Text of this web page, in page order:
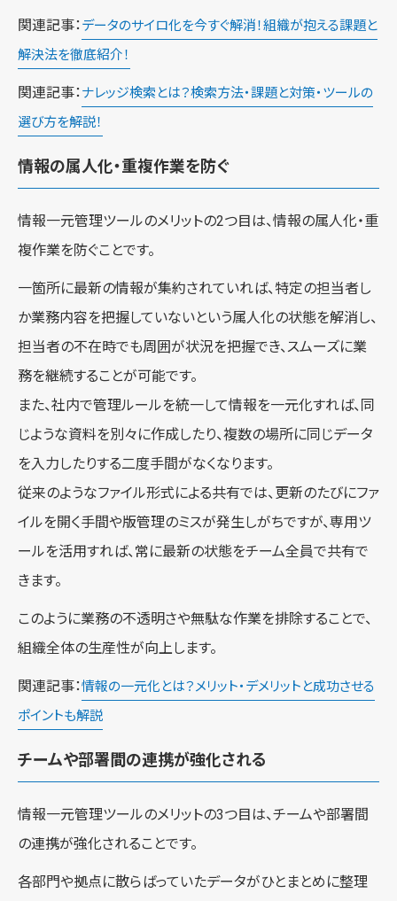
関連記事： データのサイロ化を今すぐ解消！組織が抱える課題と
解決法を徹底紹介！
関連記事： ナレッジ検索とは？検索方法・課題と対策・ツールの
選び方を解説！
情報の属人化・重複作業を防ぐ
情報一元管理ツールのメリットの2つ目は、情報の属人化・重
複作業を防ぐことです。
一箇所に最新の情報が集約されていれば、特定の担当者し
か業務内容を把握していないという属人化の状態を解消し、
担当者の不在時でも周囲が状況を把握でき、スムーズに業
務を継続することが可能です。
また、社内で管理ルールを統一して情報を一元化すれば、同
じような資料を別々に作成したり、複数の場所に同じデータ
を入力したりする二度手間がなくなります。
従来のようなファイル形式による共有では、更新のたびにファ
イルを開く手間や版管理のミスが発生しがちですが、専用ツ
ールを活用すれば、常に最新の状態をチーム全員で共有で
きます。
このように業務の不透明さや無駄な作業を排除することで、
組織全体の生産性が向上します。
関連記事：情報の一元化とは？メリット・デメリットと成功させる
ポイントも解説
チームや部署間の連携が強化される
情報一元管理ツールのメリットの3つ目は、チームや部署間
の連携が強化されることです。
各部門や拠点に散らばっていたデータがひとまとめに整理